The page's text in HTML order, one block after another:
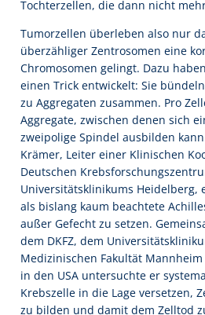
Tochterzellen, die dann nicht
Tumorzellen überleben also nur
überzähliger Zentrosomen eine
Chromosomen gelingt. Dazu
einen Trick entwickelt: Sie
zu Aggregaten zusammen. Pro
Aggregate, zwischen denen sich
zweipolige Spindel ausbilden
Krämer, Leiter einer Klinischen
Deutschen
Universitätsklinikums Heidelberg,
als bislang kaum beachtete
außer Gefecht zu setzen.
dem DKFZ, dem
Medizinischen Fakultät
in den USA untersuchte er
Krebszelle in die Lage versetzen,
zu bilden und damit dem Zelltod